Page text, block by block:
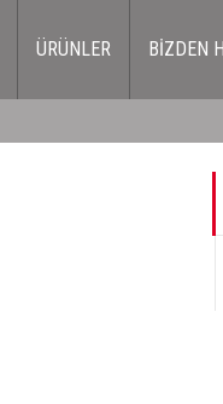
ÜRÜNLER BİZDEN